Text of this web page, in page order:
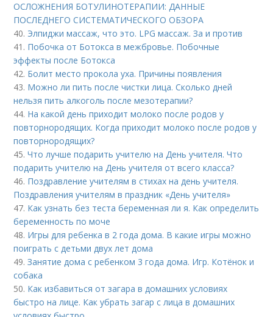
ОСЛОЖНЕНИЯ БОТУЛИНОТЕРАПИИ: ДАННЫЕ
ПОСЛЕДНЕГО СИСТЕМАТИЧЕСКОГО ОБЗОРА
40. Элпиджи массаж, что это. LPG массаж. За и против
41. Побочка от Ботокса в межбровье. Побочные
эффекты после Ботокса
42. Болит место прокола уха. Причины появления
43. Можно ли пить после чистки лица. Сколько дней
нельзя пить алкоголь после мезотерапии?
44. На какой день приходит молоко после родов у
повторнородящих. Когда приходит молоко после родов у
повторнородящих?
45.Что лучше подарить учителю на День учителя. Что
подарить учителю на День учителя от всего класса?
46. Поздравление учителям в стихах на день учителя.
Поздравления учителям в праздник «День учителя»
47. Как узнать без теста беременная ли я. Как определить
беременность по моче
48. Игры для ребенка в 2 года дома. В какие игры можно
поиграть с детьми двух лет дома
49.Занятие дома с ребенком 3 года дома. Игр. Котёнок и
собака
50. Как избавиться от загара в домашних условиях
быстро на лице. Как убрать загар с лица в домашних